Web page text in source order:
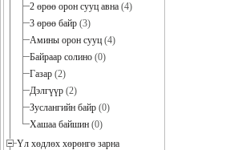
2 өрөө орон сууц авна (4)
3 өрөө байр (3)
Амины орон сууц (4)
Байраар солино (0)
Газар (2)
Дэлгүүр (2)
Зуслангийн байр (0)
Хашаа байшин (0)
Үл хөдлөх хөрөнгө зарна